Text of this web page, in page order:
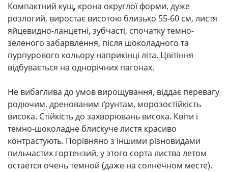
Компактний кущ, крона округлої форми, дуже
розлогий, виростає висотою близько 55-60 см, листя
яйцевидно-ланцетні, зубчасті, спочатку темно-
зеленого забарвлення, після шоколадного та
пурпурового кольору наприкінці літа. Цвітіння
відбувається на однорічних пагонах.
Не вибаглива до умов вирощування, віддає перевагу
родючим, дренованим ґрунтам, морозостійкість
висока. Стійкість до захворювань висока. Квіти і
темно-шоколадне блискуче листя красиво
контрастують. Порівняно з іншими різновидами
пильчастих гортензий, у этого сорта листва летом
остается очень темной (даже на солнечном месте).